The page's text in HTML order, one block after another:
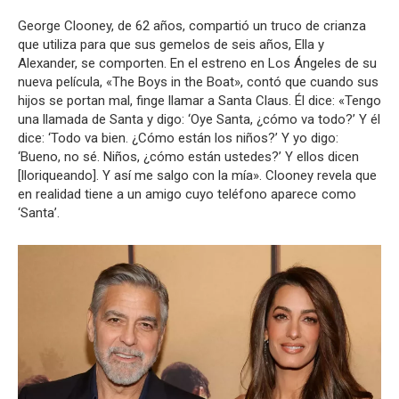
George Clooney, de 62 años, compartió un truco de crianza
que utiliza para que sus gemelos de seis años, Ella y
Alexander, se comporten. En el estreno en Los Ángeles de su
nueva película, «The Boys in the Boat», contó que cuando sus
hijos se portan mal, finge llamar a Santa Claus. Él dice: «Tengo
una llamada de Santa y digo: ‘Oye Santa, ¿cómo va todo?’ Y él
dice: ‘Todo va bien. ¿Cómo están los niños?’ Y yo digo:
‘Bueno, no sé. Niños, ¿cómo están ustedes?’ Y ellos dicen
[lloriqueando]. Y así me salgo con la mía». Clooney revela que
en realidad tiene a un amigo cuyo teléfono aparece como
‘Santa’.